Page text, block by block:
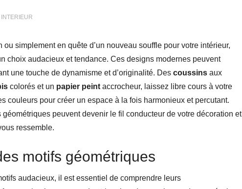
simplement en quête d’un nouveau souffle pour votre intérieur,
choix audacieux et tendance. Ces designs modernes peuvent
une touche de dynamisme et d’originalité. Des coussins aux
colorés et un papier peint accrocheur, laissez libre cours à votre
couleurs pour créer un espace à la fois harmonieux et percutant.
peuvent devenir le fil conducteur de votre décoration et
ressemble.
motifs géométriques
audacieux, il est essentiel de comprendre leurs